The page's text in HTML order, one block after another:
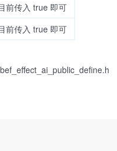
前传入 true 即可
前传入 true 即可